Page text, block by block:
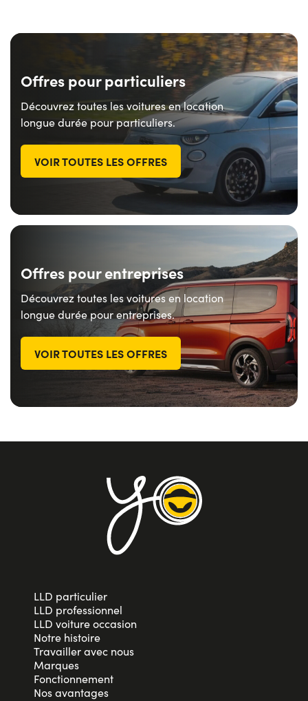
Offres pour particuliers
Découvrez toutes les voitures en location
longue durée pour particuliers.
VOIR TOUTES LES OFFRES
Offres pour entreprises
Découvrez toutes les voitures en location
longue durée pour entreprises.
VOIR TOUTES LES OFFRES
LLD particulier
LLD professionnel
LLD voiture occasion
Notre histoire
Travailler avec nous
Marques
Fonctionnement
Nos avantages